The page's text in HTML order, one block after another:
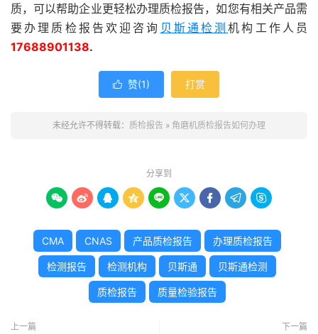
质，可以帮助企业更轻松办理质检报告，如您有相关产品需
要办理质检报告欢迎咨询 贝斯通检测机构工作人员
17688901138.
 赞(1) 打赏
未经允许不得转载： 质检报告 » 角磨机质检报告如何办理
分享到
        
CMA CNAS 产品质检报告 办理质检报告
检测报告 检测机构 贝斯通 贝斯通检测
质检报告 质量检验报告
上一篇 下一篇